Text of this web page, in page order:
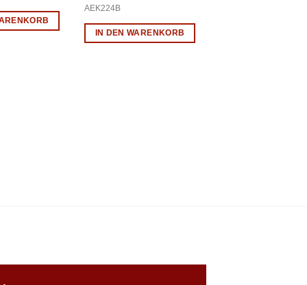
AEK224B
IN DEN WARENKORB